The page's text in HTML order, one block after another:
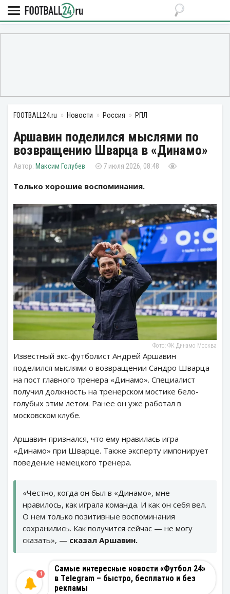
FOOTBALL24.ru Новости Россия РПЛ
Аршавин поделился мыслями по
возвращению Шварца в «Динамо»
Максим Голубев 7 июля 2026, 08:48
Только хорошие воспоминания.
Фото: ФК Динамо Москва
Известный экс-футболист Андрей Аршавин
поделился мыслями о возвращении Сандро Шварца
на пост главного тренера «Динамо». Специалист
получил должность на тренерском мостике бело-
голубых этим летом. Ранее он уже работал в
московском клубе.
Аршавин признался, что ему нравилась игра
«Динамо» при Шварце. Также эксперту импонирует
поведение немецкого тренера.
«Честно, когда он был в «Динамо», мне
нравилось, как играла команда. И как он себя вел.
О нем только позитивные воспоминания
сохранились. Как получится сейчас — не могу
сказать», — сказал Аршавин.
Самые интересные новости «Футбол 24»
в Telegram – быстро, бесплатно и без
рекламы
1